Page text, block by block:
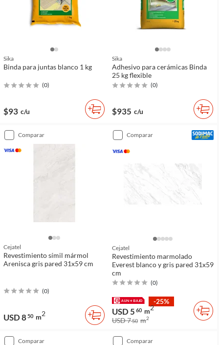
Sika
Binda para juntas blanco 1 kg
(0)
$93 c/u
Sika
Adhesivo para cerámicas Binda
25 kg flexible
(0)
$935 c/u
comparar
Cejatel
Revestimiento símil mármol
Arenisca gris pared 31x59 cm
(0)
USD 8 50 m2
comparar
Cejatel
Revestimiento marmolado
Everest blanco y gris pared 31x59
cm
(0)
-25%
USD 5 60 m2
USD 750 m2
comparar comparar